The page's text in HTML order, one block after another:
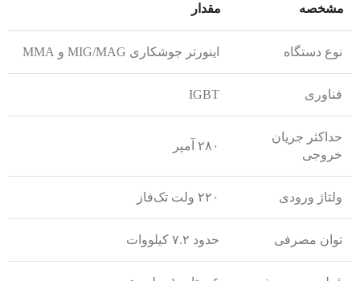
مشخصه مقدار
نوع دستگاه اینورتر جوشکاری MIG/MAG و MMA
فناوری IGBT
حداکثر جریان
خروجی
۲۸۰ آمپر
ولتاژ ورودی ۲۲۰ ولت تک‌فاز
توان مصرفی حدود ۷.۲ کیلووات